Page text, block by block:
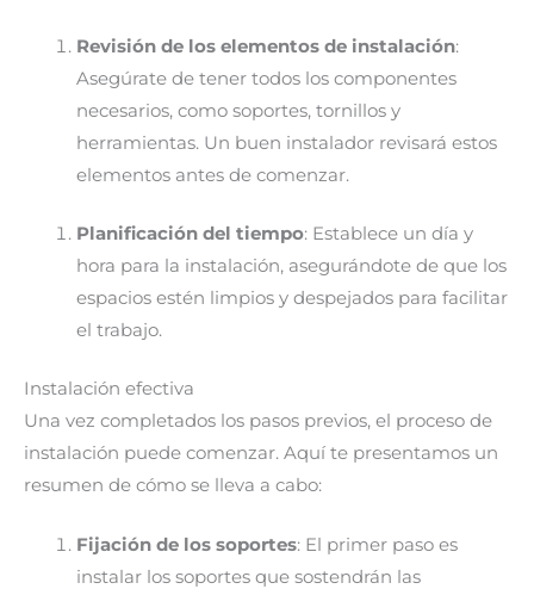
Revisión de los elementos de instalación:
Asegúrate de tener todos los componentes
necesarios, como soportes, tornillos y
herramientas. Un buen instalador revisará estos
elementos antes de comenzar.
Planificación del tiempo: Establece un día y
hora para la instalación, asegurándote de que los
espacios estén limpios y despejados para facilitar
el trabajo.
Instalación efectiva
Una vez completados los pasos previos, el proceso de
instalación puede comenzar. Aquí te presentamos un
resumen de cómo se lleva a cabo:
Fijación de los soportes: El primer paso es
instalar los soportes que sostendrán las